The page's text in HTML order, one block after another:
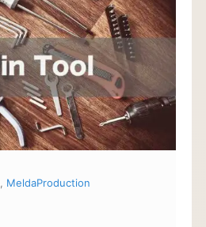
MeldaProduction